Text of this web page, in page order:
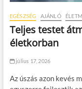
EGÉSZSÉG AJÁNLÓ
Teljes testet
életkorban
július 17, 2026
Az úszás azon kevés